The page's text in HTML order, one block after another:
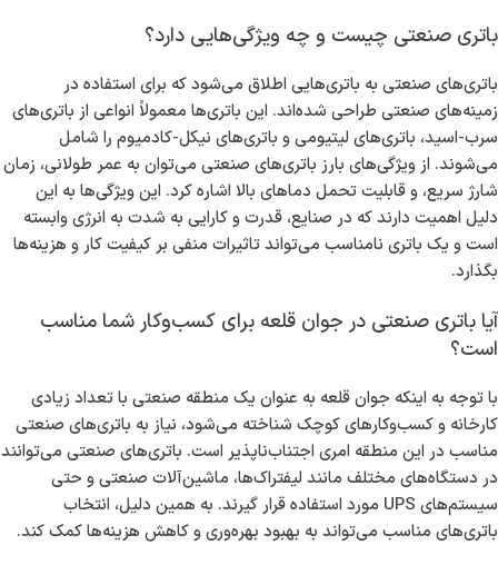
در آرکا باتری، ما به خوبی می‌دانیم که باتری مناسب می‌تواند موجب کاهش
هزینه‌های شما و افزایش بهره‌وری شود. آیا شما هم به دنبال باتری صنعتی
در جوان قلعه هستید؟ در این مقاله، به بررسی انواع باتری‌های صنعتی،
ویژگی‌ها و مزایای آن‌ها و اینکه چگونه می‌توانید باتری مناسب را برای
نیازهای خود انتخاب کنید، خواهیم پرداخت. با ما همراه باشید تا راهنمای
کاملی درباره باتری‌های صنعتی در جوان قلعه ارائه دهیم و به شما در
انتخاب بهترین گزینه‌ها کمک کنیم.
باتری‌های صنعتی چه تفاوتی با باتری‌های دیگر
دارند؟
باتری صنعتی چیست و چه ویژگی‌هایی دارد؟
باتری‌های صنعتی به باتری‌هایی اطلاق می‌شود که برای استفاده در
زمینه‌های صنعتی طراحی شده‌اند. این باتری‌ها معمولاً انواعی از باتری‌های
سرب-اسید، باتری‌های لیتیومی و باتری‌های نیکل-کادمیوم را شامل
می‌شوند. از ویژگی‌های بارز باتری‌های صنعتی می‌توان به عمر طولانی، زمان
شارژ سریع، و قابلیت تحمل دماهای بالا اشاره کرد. این ویژگی‌ها به این
دلیل اهمیت دارند که در صنایع، قدرت و کارایی به شدت به انرژی وابسته